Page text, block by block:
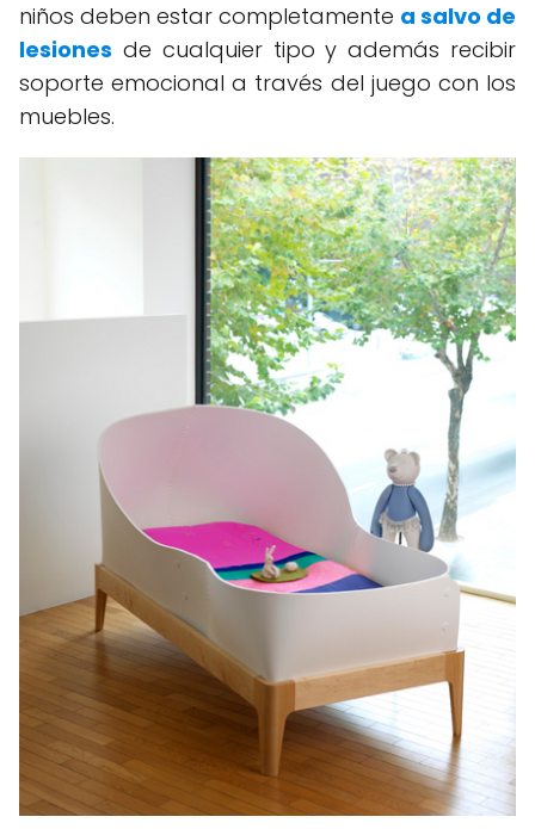
niños deben estar completamente a salvo de
lesiones de cualquier tipo y además recibir
soporte emocional a través del juego con los
muebles.